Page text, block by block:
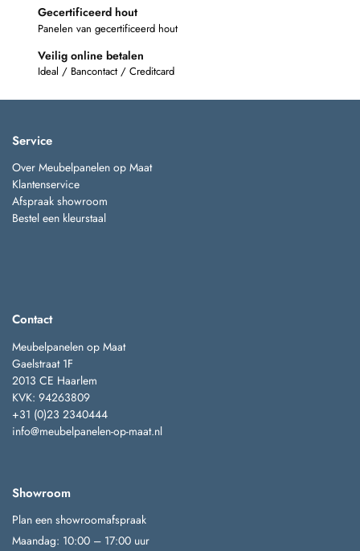
Gecertificeerd hout
Panelen van gecertificeerd hout
Veilig online betalen
Ideal / Bancontact / Creditcard
Service
Over Meubelpanelen op Maat
Klantenservice
Afspraak showroom
Bestel een kleurstaal
Contact
Meubelpanelen op Maat
Gaelstraat 1F
2013 CE Haarlem
KVK: 94263809
+31 (0)23 2340444
info@meubelpanelen-op-maat.nl
Showroom
Plan een showroomafspraak
Maandag: 10:00 – 17:00 uur